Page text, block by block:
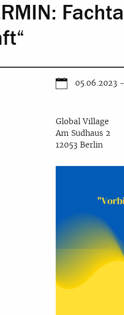
05.06.2023
Global Village
Am Sudhaus 2
12053 Berlin